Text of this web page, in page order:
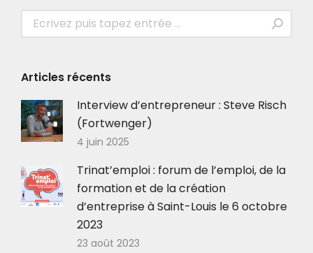
Recherche
Articles récents
Interview d’entrepreneur : Steve Risch
(Fortwenger)
4 juin 2025
Trinat’emploi : forum de l’emploi, de la
formation et de la création
d’entreprise à Saint-Louis le 6 octobre
2023
23 août 2023